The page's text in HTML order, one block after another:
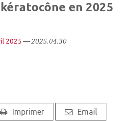
en 2025
2025 —2025.04.30
Imprimer Email